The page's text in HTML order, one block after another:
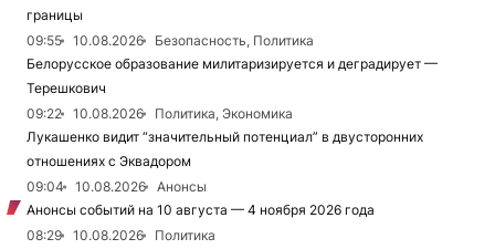
границы
09:55
10.08.2026
Безопасность, Политика
Белорусское образование милитаризируется и деградирует —
Терешкович
09:22
10.08.2026
Политика, Экономика
Лукашенко видит “значительный потенциал” в двусторонних
отношениях с Эквадором
09:04
10.08.2026
Анонсы
Анонсы событий на 10 августа — 4 ноября 2026 года
08:29
10.08.2026
Политика